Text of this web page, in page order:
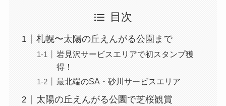
目次
札幌〜太陽の丘えんがる公園まで
岩見沢サービスエリアで初スタンプ獲
得！
最北端のSA・砂川サービスエリア
太陽の丘えんがる公園で芝桜観賞